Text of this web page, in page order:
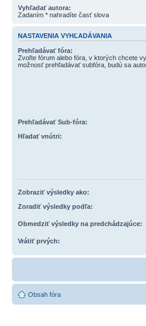
Vyhľadať autora:
Zadaním * nahradíte časť slova
NASTAVENIA VYHĽADÁVANIA
Prehľadávať fóra:
Zvoľte fórum alebo fóra, v ktorých chcete
možnosť prehľadávať subfóra, budú sa
Prehľadávať Sub-fóra:
Hľadať vnútri:
Zobraziť výsledky ako:
Zoradiť výsledky podľa:
Obmedziť výsledky na predchádzajúce:
Vrátiť prvých:
Obsah fóra